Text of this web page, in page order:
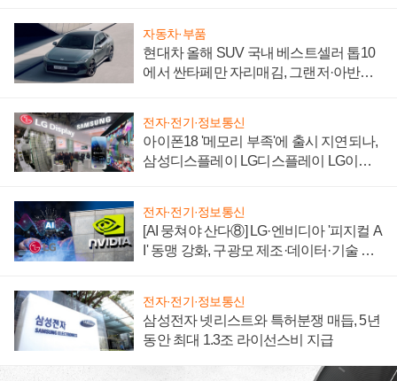
자동차·부품
현대차 올해 SUV 국내 베스트셀러 톱10
에서 싼타페만 자리매김, 그랜저·아반떼
전자·전기·정보통신
아이폰18 '메모리 부족'에 출시 지연되나,
삼성디스플레이 LG디스플레이 LG이노
전자·전기·정보통신
[AI 뭉쳐야 산다⑧] LG·엔비디아 '피지컬 A
I' 동맹 강화, 구광모 제조·데이터·기술 결
전자·전기·정보통신
삼성전자 넷리스트와 특허분쟁 매듭, 5년
동안 최대 1.3조 라이선스비 지급